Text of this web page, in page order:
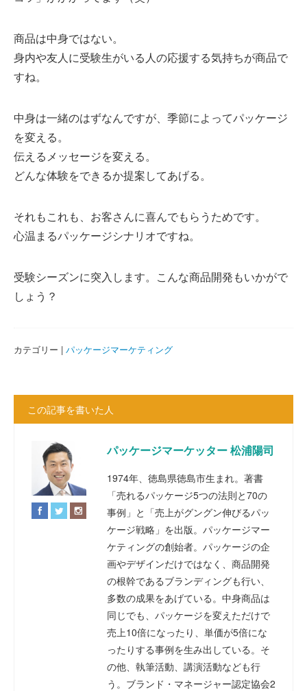
商品は中身ではない。
身内や友人に受験生がいる人の応援する気持ちが商品で
すね。
中身は一緒のはずなんですが、季節によってパッケージ
を変える。
伝えるメッセージを変える。
どんな体験をできるか提案してあげる。
それもこれも、お客さんに喜んでもらうためです。
心温まるパッケージシナリオですね。
受験シーズンに突入します。こんな商品開発もいかがで
しょう？
カテゴリー | パッケージマーケティング
この記事を書いた人
パッケージマーケッター 松浦陽司
1974年、徳島県徳島市生まれ。著書
「売れるパッケージ5つの法則と70の
事例」と「売上がグングン伸びるパッ
ケージ戦略」を出版。パッケージマー
ケティングの創始者。パッケージの企
画やデザインだけではなく、商品開発
の根幹であるブランディングも行い、
多数の成果をあげている。中身商品は
同じでも、パッケージを変えただけで
売上10倍になったり、単価が5倍にな
ったりする事例を生み出している。そ
の他、執筆活動、講演活動なども行
う。ブランド・マネージャー認定協会2